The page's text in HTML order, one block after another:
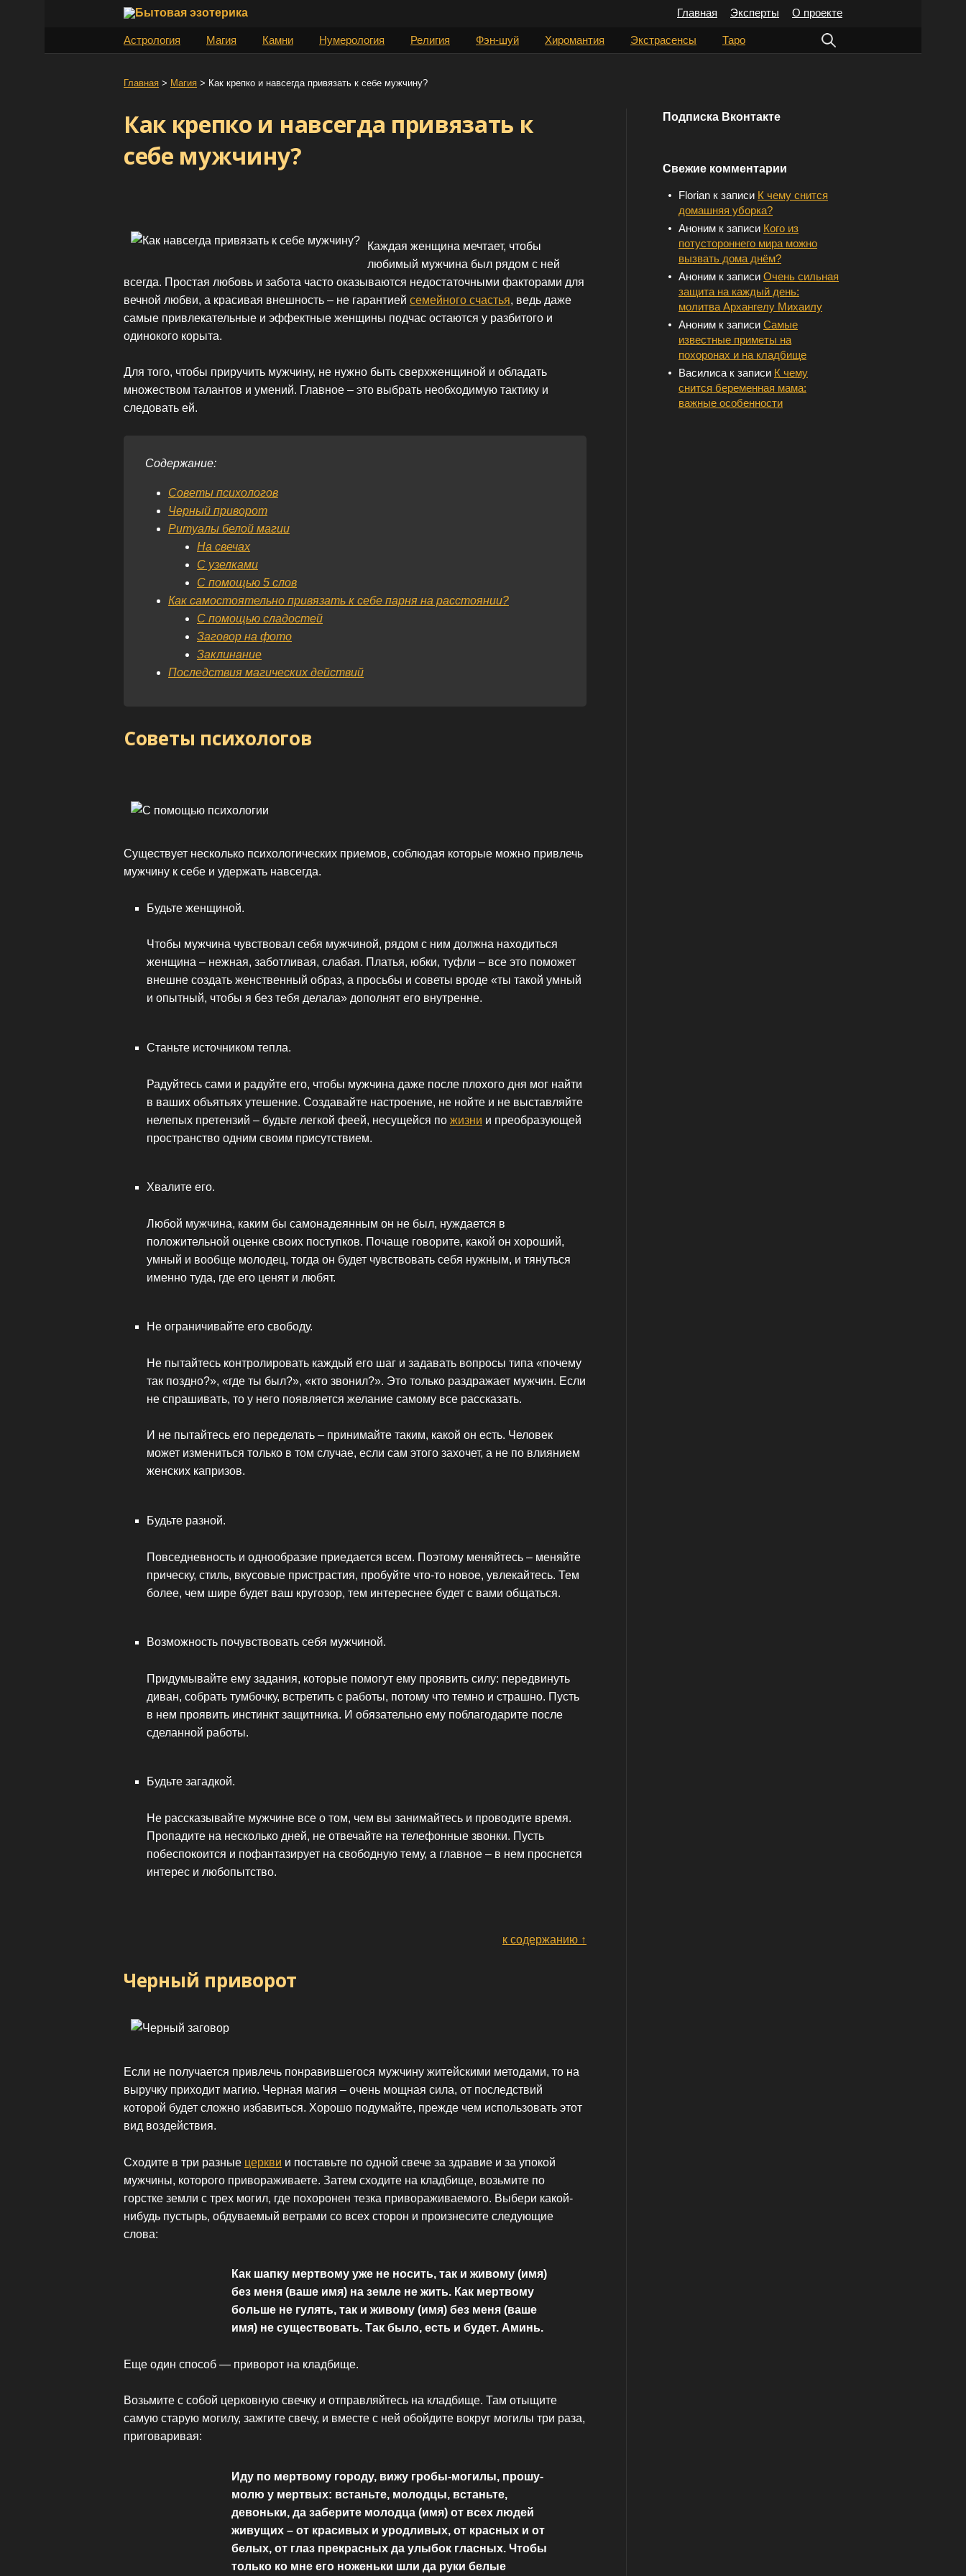
Главная Эксперты О проекте
Астрология Магия Камни Нумерология Религия Фэн-шуй Хиромантия Экстрасенсы Таро
Н
Главная > Магия > Как крепко и навсегда привязать к себе мужчину?
Как крепко и навсегда привязать к
себе мужчину?
Каждая женщина мечтает, чтобы
любимый мужчина был рядом с ней
всегда. Простая любовь и забота часто оказываются недостаточными факторами для
вечной любви, а красивая внешность – не гарантией семейного счастья, ведь даже
самые привлекательные и эффектные женщины подчас остаются у разбитого и
одинокого корыта.
Для того, чтобы приручить мужчину, не нужно быть сверхженщиной и обладать
множеством талантов и умений. Главное – это выбрать необходимую тактику и
следовать ей.
Содержание:
Cоветы психологов
Черный приворот
Ритуалы белой магии
На свечах
С узелками
С помощью 5 слов
Как самостоятельно привязать к себе парня на расстоянии?
С помощью сладостей
Заговор на фото
Заклинание
Последствия магических действий
Cоветы психологов
Существует несколько психологических приемов, соблюдая которые можно привлечь
мужчину к себе и удержать навсегда.
Будьте женщиной.
Чтобы мужчина чувствовал себя мужчиной, рядом с ним должна находиться
женщина – нежная, заботливая, слабая. Платья, юбки, туфли – все это поможет
внешне создать женственный образ, а просьбы и советы вроде «ты такой умный
и опытный, чтобы я без тебя делала» дополнят его внутренне.
Станьте источником тепла.
Радуйтесь сами и радуйте его, чтобы мужчина даже после плохого дня мог найти
в ваших объятьях утешение. Создавайте настроение, не нойте и не выставляйте
нелепых претензий – будьте легкой феей, несущейся по жизни и преобразующей
пространство одним своим присутствием.
Хвалите его.
Любой мужчина, каким бы самонадеянным он не был, нуждается в
положительной оценке своих поступков. Почаще говорите, какой он хороший,
умный и вообще молодец, тогда он будет чувствовать себя нужным, и тянуться
именно туда, где его ценят и любят.
Не ограничивайте его свободу.
Не пытайтесь контролировать каждый его шаг и задавать вопросы типа «почему
так поздно?», «где ты был?», «кто звонил?». Это только раздражает мужчин. Если
не спрашивать, то у него появляется желание самому все рассказать.
И не пытайтесь его переделать – принимайте таким, какой он есть. Человек
может измениться только в том случае, если сам этого захочет, а не по влиянием
женских капризов.
Будьте разной.
Повседневность и однообразие приедается всем. Поэтому меняйтесь – меняйте
прическу, стиль, вкусовые пристрастия, пробуйте что-то новое, увлекайтесь. Тем
более, чем шире будет ваш кругозор, тем интереснее будет с вами общаться.
Возможность почувствовать себя мужчиной.
Придумывайте ему задания, которые помогут ему проявить силу: передвинуть
диван, собрать тумбочку, встретить с работы, потому что темно и страшно. Пусть
в нем проявить инстинкт защитника. И обязательно ему поблагодарите после
сделанной работы.
Будьте загадкой.
Не рассказывайте мужчине все о том, чем вы занимайтесь и проводите время.
Пропадите на несколько дней, не отвечайте на телефонные звонки. Пусть
побеспокоится и пофантазирует на свободную тему, а главное – в нем проснется
интерес и любопытство.
к содержанию ↑
Черный приворот
Если не получается привлечь понравившегося мужчину житейскими методами, то на
выручку приходит магию. Черная магия – очень мощная сила, от последствий
которой будет сложно избавиться. Хорошо подумайте, прежде чем использовать этот
вид воздействия.
Сходите в три разные церкви и поставьте по одной свече за здравие и за упокой
мужчины, которого привораживаете. Затем сходите на кладбище, возьмите по
горстке земли с трех могил, где похоронен тезка привораживаемого. Выбери какой-
нибудь пустырь, обдуваемый ветрами со всех сторон и произнесите следующие
слова:
Как шапку мертвому уже не носить, так и живому (имя)
без меня (ваше имя) на земле не жить. Как мертвому
больше не гулять, так и живому (имя) без меня (ваше
имя) не существовать. Так было, есть и будет. Аминь.
Еще один способ — приворот на кладбище.
Возьмите с собой церковную свечку и отправляйтесь на кладбище. Там отыщите
самую старую могилу, зажгите свечу, и вместе с ней обойдите вокруг могилы три раза,
приговаривая:
Иду по мертвому городу, вижу гробы-могилы, прошу-
молю у мертвых: встаньте, молодцы, встаньте,
девоньки, да заберите молодца (имя) от всех людей
живущих – от красивых и уродливых, от красных и от
белых, от глаз прекрасных да улыбок гласных. Чтобы
только ко мне его ноженьки шли да руки белые
Подписка Вконтакте
Свежие комментарии
Florian к записи К чему снится
домашняя уборка?
Аноним к записи Кого из
потустороннего мира можно
вызвать дома днём?
Аноним к записи Очень сильная
защита на каждый день:
молитва Архангелу Михаилу
Аноним к записи Самые
известные приметы на
похоронах и на кладбище
Василиса к записи К чему
снится беременная мама:
важные особенности